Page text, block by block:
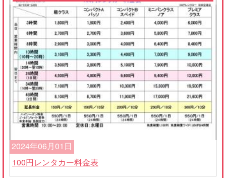
2024年06月01日
100円レンタカー料金表